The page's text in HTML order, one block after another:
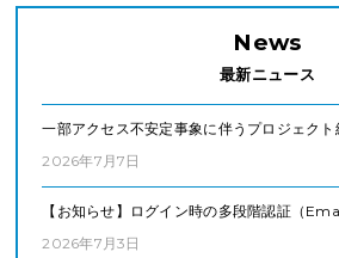
News
最新ニュース
一部アクセス不安定事象に伴うプロジェク
2026年7月7日
【お知らせ】ログイン時の多段階認証（
2026年7月3日